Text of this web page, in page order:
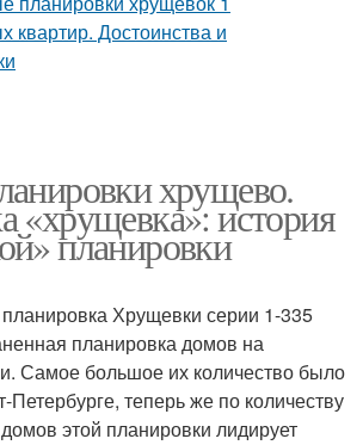
хрущево.
«хрущевка»: история
планировки
Хрущевки серии 1-335
планировка домов на
Самое большое их количество было
Петербурге, теперь же по количеству
этой планировки лидирует